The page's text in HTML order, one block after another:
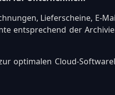
Lieferscheine, E-
entsprechend der
optimalen Cloud-